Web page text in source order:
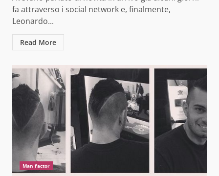
fa attraverso i social network e, finalmente,
Leonardo...
Read More
Man factor